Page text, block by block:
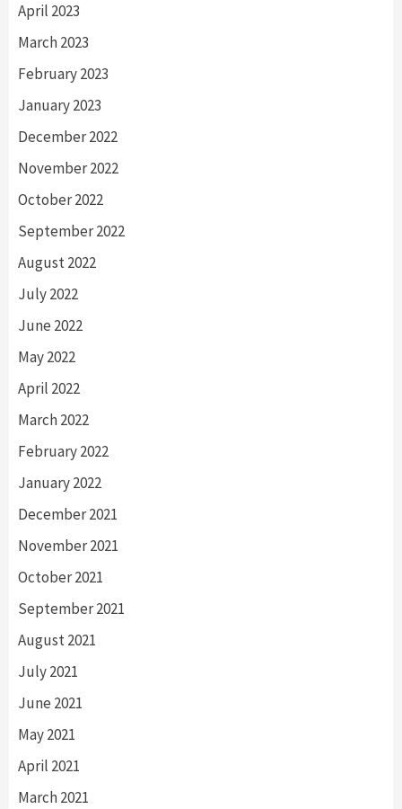
April 2023
March 2023
February 2023
January 2023
December 2022
November 2022
October 2022
September 2022
August 2022
July 2022
June 2022
May 2022
April 2022
March 2022
February 2022
January 2022
December 2021
November 2021
October 2021
September 2021
August 2021
July 2021
June 2021
May 2021
April 2021
March 2021